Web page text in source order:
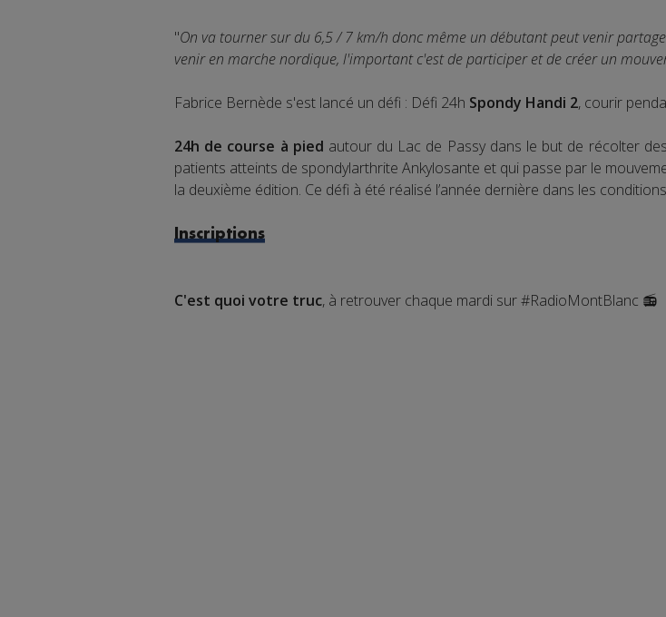
"On va tourner sur du 6,5 / 7 km/h donc même un débutant peut venir
venir en marche nordique, l'important c'est de participer et de créer un
Fabrice Bernède s'est lancé un défi : Défi 24h Spondy Handi 2, courir
24h de course à pied autour du Lac de Passy dans le but de récolter
patients atteints de spondylarthrite Ankylosante et qui passe par le
la deuxième édition. Ce défi à été réalisé l’année dernière dans les
Inscriptions
C'est quoi votre truc, à retrouver chaque mardi sur #RadioMontBlanc 📻